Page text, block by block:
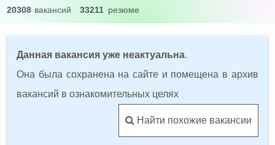
20308 вакансий 33211 резюме
Данная вакансия уже неактуальна.
Она была сохранена на сайте и помещена в архив
вакансий в ознакомительных целях
Найти похожие вакансии